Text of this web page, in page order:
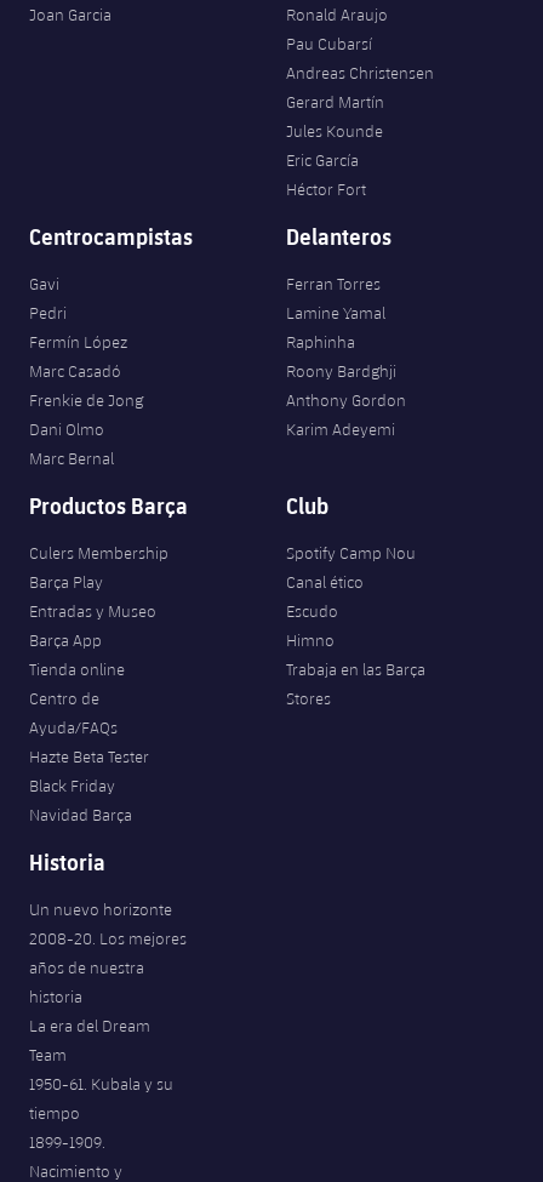
Joan Garcia
Ronald Araujo
Pau Cubarsí
Andreas Christensen
Gerard Martín
Jules Kounde
Eric García
Héctor Fort
Centrocampistas
Gavi
Pedri
Fermín López
Marc Casadó
Frenkie de Jong
Dani Olmo
Marc Bernal
Delanteros
Ferran Torres
Lamine Yamal
Raphinha
Roony Bardghji
Anthony Gordon
Karim Adeyemi
Productos Barça
Culers Membership
Barça Play
Entradas y Museo
Barça App
Tienda online
Centro de
Ayuda/FAQs
Hazte Beta Tester
Black Friday
Navidad Barça
Club
Spotify Camp Nou
Canal ético
Escudo
Himno
Trabaja en las Barça
Stores
Historia
Un nuevo horizonte
2008-20. Los mejores
años de nuestra
historia
La era del Dream
Team
1950-61. Kubala y su
tiempo
1899-1909.
Nacimiento y